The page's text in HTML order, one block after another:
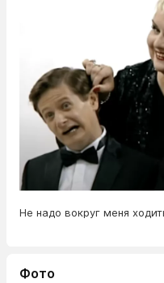
Не надо вокруг меня
Фото